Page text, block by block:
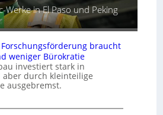
Werke in El Paso und Peking
braucht
weniger Bürokratie
investiert stark in
aber durch kleinteilige
ausgebremst.